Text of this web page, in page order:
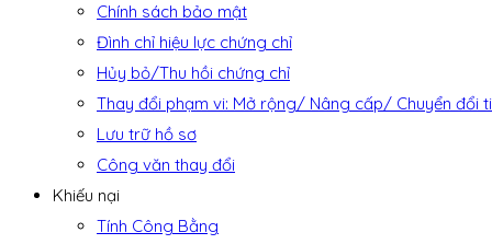
Chính sách bảo mật
Đình chỉ hiệu lực chứng chỉ
Hủy bỏ/Thu hồi chứng chỉ
Thay đổi phạm vi: Mở rộng/ Nâng cấp/ Chuyển đổi
Lưu trữ hồ sơ
Công văn thay đổi
Khiếu nại
Tính Công Bằng